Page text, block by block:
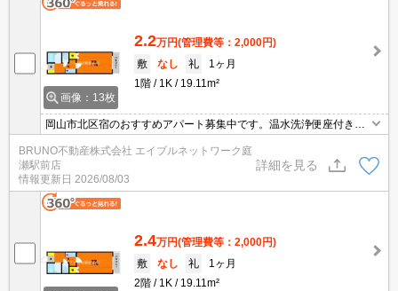
画像：13枚
2.2万円(管理費等：2,000円)
敷
なし 礼
1ヶ月
1階
1K 19.11m²
岡山市北区宿のおすすめアパート募集中です。温水洗浄便座付き。
BRUNO不動産株式会社 エイブルネットワーク庭
瀬駅前店
情報更新日 2026/08/03
詳細を見る
2.4万円(管理費等：2,000円)
敷
なし 礼
1ヶ月
2階
1K 19.11m²